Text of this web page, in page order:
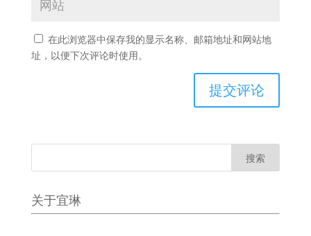
在此浏览器中保存我的显示名称、邮箱地址和网站地
址，以便下次评论时使用。
关于宜琳